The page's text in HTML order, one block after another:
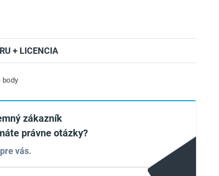
body
+ LICENCIA
zákazník
právne otázky?
vás.